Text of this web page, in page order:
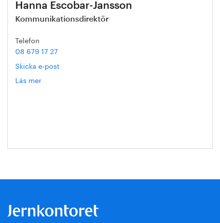
Hanna Escobar-Jansson
Kommunikationsdirektör
Telefon
08 679 17 27
Skicka e-post
Läs mer